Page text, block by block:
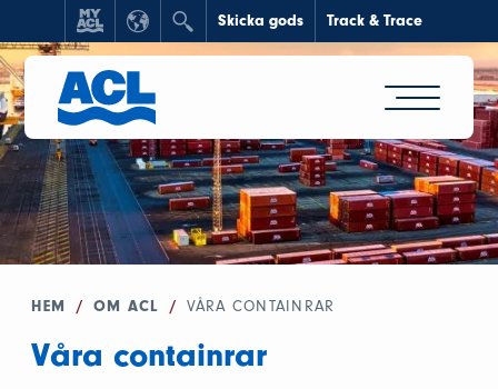
Skicka gods Track & Trace
HEM / OM ACL / VÅRA CONTAINRAR
Våra containrar